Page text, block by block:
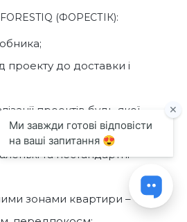
(ФОРЕСТІК):
проекту до доставки і
проектів будь-якої
та нестандартні
зонами квартири –